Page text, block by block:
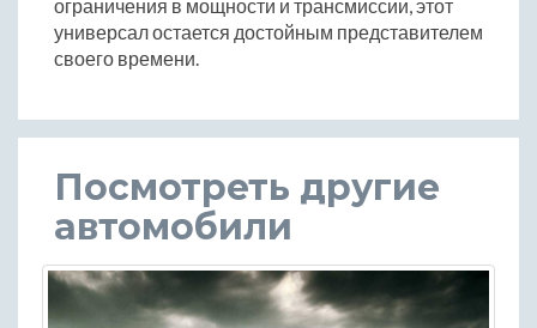
ограничения в мощности и трансмиссии, этот
универсал остается достойным представителем
своего времени.
Посмотреть другие
автомобили